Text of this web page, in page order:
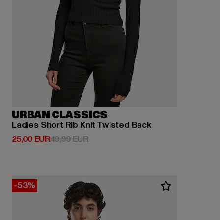
URBAN CLASSICS
Ladies Short Rib Knit Twisted Back
25,00 EUR
Derzeitiger Preis: 25,00 EUR
49,99 EURAktionspreis: 49,99 EUR
-53%